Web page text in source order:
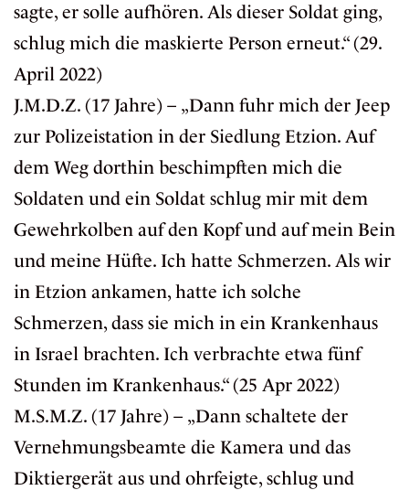
sagte, er solle aufhören. Als dieser Soldat ging,
schlug mich die maskierte Person erneut.“ (29.
April 2022)
J.M.D.Z. (17 Jahre) – „Dann fuhr mich der Jeep
zur Polizeistation in der Siedlung Etzion. Auf
dem Weg dorthin beschimpften mich die
Soldaten und ein Soldat schlug mir mit dem
Gewehrkolben auf den Kopf und auf mein Bein
und meine Hüfte. Ich hatte Schmerzen. Als wir
in Etzion ankamen, hatte ich solche
Schmerzen, dass sie mich in ein Krankenhaus
in Israel brachten. Ich verbrachte etwa fünf
Stunden im Krankenhaus.“ (25 Apr 2022)
M.S.M.Z. (17 Jahre) – „Dann schaltete der
Vernehmungsbeamte die Kamera und das
Diktiergerät aus und ohrfeigte, schlug und